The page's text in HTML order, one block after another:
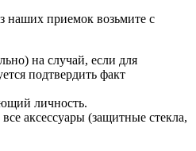
наших приемок возьмите с
на случай, если для
подтвердить факт
личность.
аксессуары (защитные стекла,